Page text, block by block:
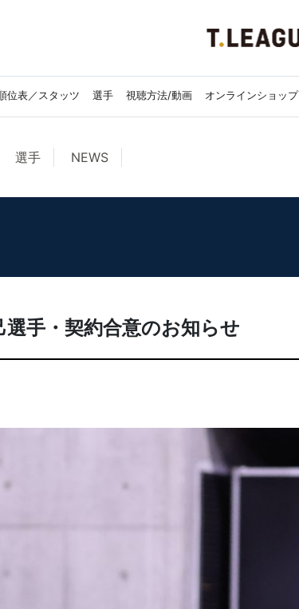
位表／スタッツ 選手 視聴方法/動画 オンラインショップ
選手 NEWS
選手・契約合意のお知らせ